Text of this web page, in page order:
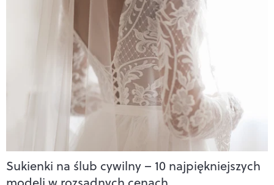
Sukienki na ślub cywilny – 10 najpiękniejszych